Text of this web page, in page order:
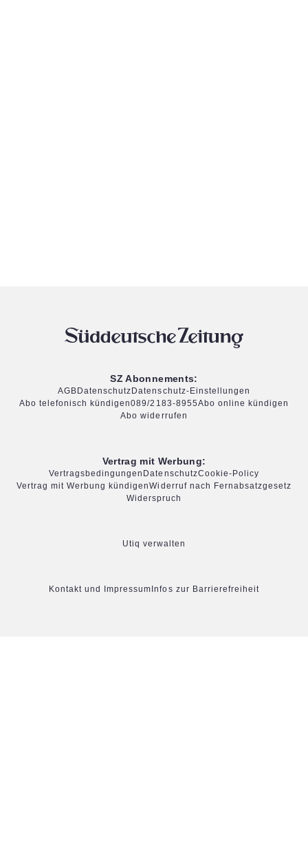
SZ Abonnements:
AGB Datenschutz Datenschutz-Einstellungen
Abo telefonisch kündigen089/2183-8955Abo online kündigen
Abo widerrufen
Vertrag mit Werbung:
Vertragsbedingungen DatenschutzCookie-Policy
Vertrag mit Werbung kündigenWiderruf nach Fernabsatzgesetz
Widerspruch
Utiq verwalten
Kontakt und Impressum Infos zur Barrierefreiheit